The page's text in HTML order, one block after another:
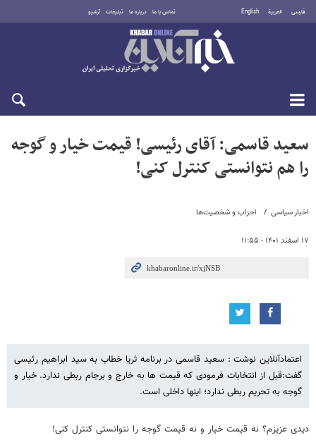
فارسی العربية English تماس با ما درباره ما تبلیغات آرشیو
پنجشنبه ۱۵ مرداد ۱۴۰۵
اخبار سیاسی احزاب و شخصیت‌ها
۱۷ اسفند ۱۴۰۱ - ۱۱:۵۵
سعید قاسمی: آقای رئیسی! قیمت خیار و گوجه
را هم نتوانستی کنترل کنی!
اعتمادآنلاین نوشت : سعید قاسمی در برنامه ثریا خطاب به سید ابراهیم رئیسی
گفت:قبل از انتخابات فرمودی که قیمت ها به خارج و برجام ربطی ندارد. خیار و
گوجه به تحریم ربطی ندارد؛ اینها داخلی است.
دیدی عزیزم؟ نه قیمت خیار و نه قیمت گوجه را نتوانستی کنترل کنی!